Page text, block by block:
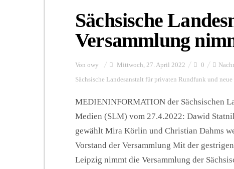
Sächsische
Versammlung
Von owy Mittwoch, 27. April 2022 0
Sächsische Landesanstalt für privaten Rundfunk und
MEDIENINFORMATION der Sächsischen
Medien (SLM) vom 27.4.2022: Dawid
gewählt Mira Körlin und Christian Dahms
Vorstand der Versammlung Mit der
Leipzig nimmt die Versammlung der